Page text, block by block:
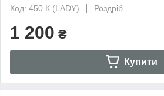
Код: 450 К (LADY)
Роздріб
1 200 ₴
Купити